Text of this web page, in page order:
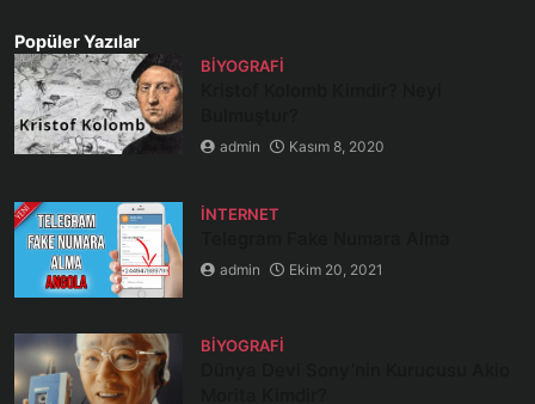
Popüler Yazılar
BIYOGRAFI
admin Kasım 8, 2020
İNTERNET
admin Ekim 20, 2021
BIYOGRAFI